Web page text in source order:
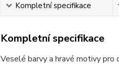
Kompletní specifikace
Kompletní specifikace
Veselé barvy a hravé motivy pro